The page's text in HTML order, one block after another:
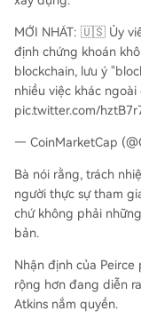
MỚI NHẤT: 🇺🇸 Ủy
định chứng khoán
blockchain, lưu ý
nhiều việc khác
pic.twitter.com/
— CoinMarketCap
Bà nói rằng, trách
người thực sự tham
chứ không phải
bản.
Nhận định của
rộng hơn đang diễn
Atkins nắm quyền.